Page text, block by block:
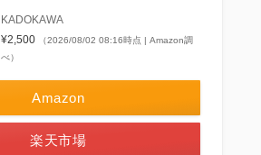
KADOKAWA
¥2,500
（2026/08/02 08:16時点 | Amazon調
べ）
Amazon
楽天市場